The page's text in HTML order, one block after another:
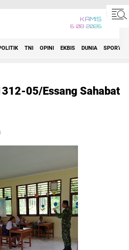
KAMIS
6•08•2026
TNI OPINI EKBIS DUNIA SPORT
05/Essang Sahabat